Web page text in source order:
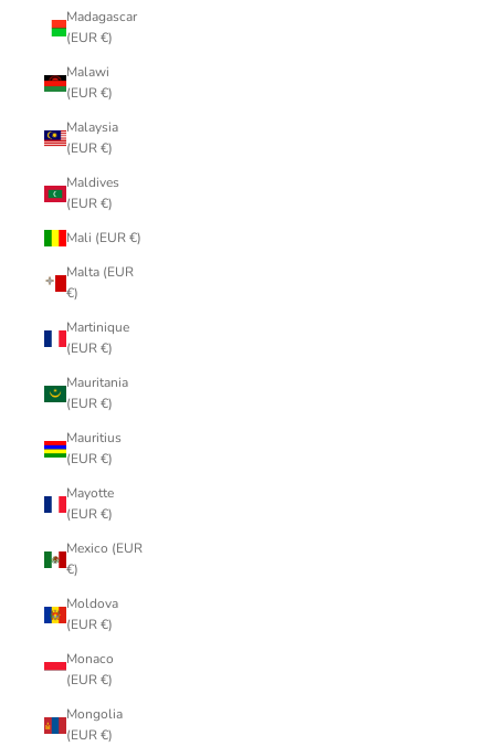
Madagascar
(EUR €)
Malawi
(EUR €)
Malaysia
(EUR €)
Maldives
(EUR €)
Mali (EUR €)
Malta (EUR
€)
Martinique
(EUR €)
Mauritania
(EUR €)
Mauritius
(EUR €)
Mayotte
(EUR €)
Mexico (EUR
€)
Moldova
(EUR €)
Monaco
(EUR €)
Mongolia
(EUR €)